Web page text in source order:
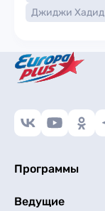
Джиджи Хадид
Программы
Ведущие